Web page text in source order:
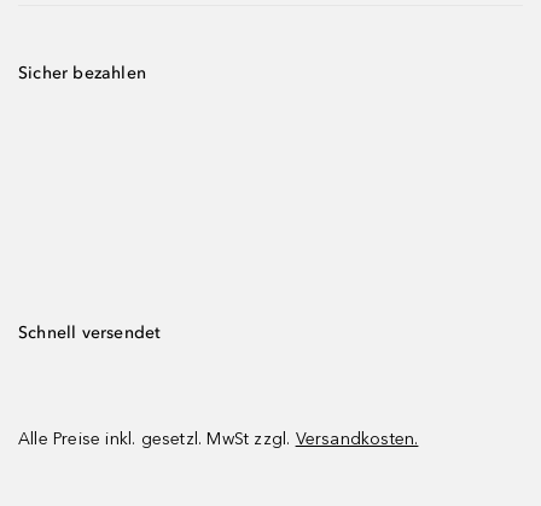
Sicher bezahlen
Schnell versendet
Alle Preise inkl. gesetzl. MwSt zzgl. Versandkosten.